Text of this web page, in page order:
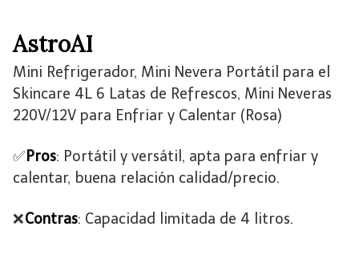
AstroAI
Mini Refrigerador, Mini Nevera Portátil para el
Skincare 4L 6 Latas de Refrescos, Mini Neveras
220V/12V para Enfriar y Calentar (Rosa)
✅ Pros: Portátil y versátil, apta para enfriar y
calentar, buena relación calidad/precio.
❌Contras: Capacidad limitada de 4 litros.